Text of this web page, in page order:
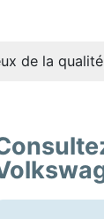
de la